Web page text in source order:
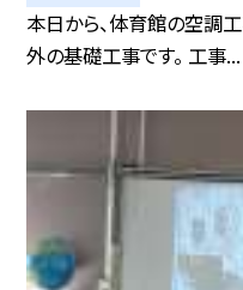
本日から、体育館の空調
外の基礎工事です。 工事...